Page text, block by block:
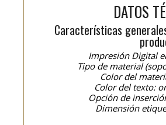
DATOS
Características
Impresión Digital
Tipo de material
Color del
Color del texto:
Opción de
Dimensión